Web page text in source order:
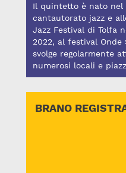
Il quintetto è nato nel
cantautorato jazz e
Jazz Festival di Tolfa
2022, al festival Onde
svolge regolarmente
numerosi locali e
BRANO